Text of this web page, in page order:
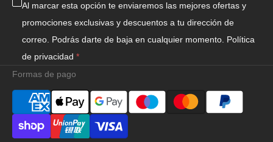
Al marcar esta opción te enviaremos las mejores ofertas y
promociones exclusivas y descuentos a tu dirección de
correo. Podrás darte de baja en cualquier momento. Política
de privacidad
Formas de pago